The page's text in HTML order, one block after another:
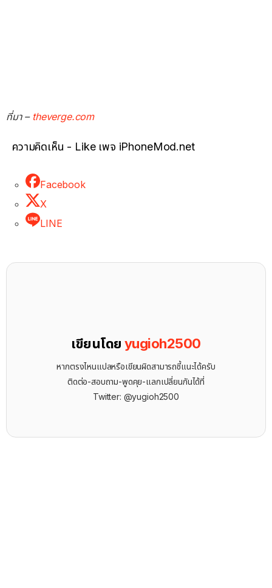
ที่มา – theverge.com
ความคิดเห็น - Like เพจ iPhoneMod.net
Facebook
X
LINE
เขียนโดยyugioh2500
หากตรงไหนแปลหรือเขียนผิดสามารถชี้แนะได้ครับ
ติดต่อ-สอบถาม-พูดคุย-แลกเปลี่ยนกันได้ที่
Twitter: @yugioh2500